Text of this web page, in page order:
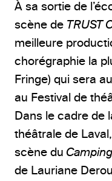
À sa sortie de
scène de TRUST
meilleure
chorégraphie la
Fringe) qui sera
au Festival de
Dans le cadre de
théâtrale de
scène du
de Lauriane